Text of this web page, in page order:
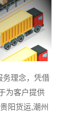
务理念，凭借
为客户提供
阳货运,潮州